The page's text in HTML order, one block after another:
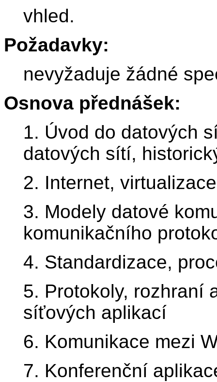
vhled.
Požadavky:
nevyžaduje žádné
Osnova přednášek:
1. Úvod do datových
datových sítí,
2. Internet,
3. Modely datové
komunikačního
4. Standardizace,
5. Protokoly, rozhraní
síťových aplikací
6. Komunikace mezi
7. Konferenční